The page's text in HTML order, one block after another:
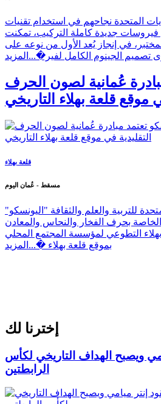
المتحدة نجاحهم في استخدام تقنيات
فيروسات جديدة كاملة التركيب، تمكنت
في إنجاز يُعد الأول من نوعه على
تصميم الجينوم الكامل لفير�... المزيد
عُمانية لصون الحرف
موقع قلعة بهلاء التاريخي
قلعة بهلاء
مسقط - عُمان اليوم
للتربية والعلم والثقافة "اليونسكو"
بحرف الفخار والنحاس والمعادن
التطوعي لمؤسسة المجتمع المحلي
بموقع قلعة بهلاء �... المزيد
إخترنا لك
ويصبح الهداف التاريخي لكأس
الرابطتين